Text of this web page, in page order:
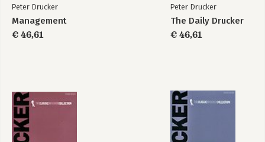
Peter Drucker
Management
€ 46,61
Peter Drucker
The Daily Drucker
€ 46,61